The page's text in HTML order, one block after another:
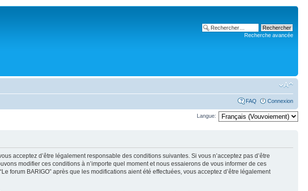
Recherche avancée
FAQ Connexion
Langue:
acceptez d’être légalement responsable des conditions suivantes. Si vous n’acceptez pas d’être
modifier ces conditions à n’importe quel moment et nous essaierons de vous informer de ces
BARIGO” après que les modifications aient été effectuées, vous acceptez d’être légalement